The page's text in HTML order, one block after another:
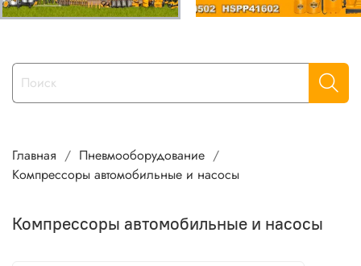
Главная
Пневмооборудование
Компрессоры автомобильные и насосы
Компрессоры автомобильные и насосы